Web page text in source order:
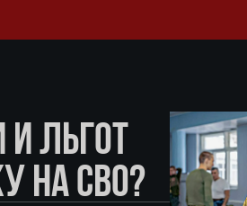
ЛЬГОТ
НА СВО?